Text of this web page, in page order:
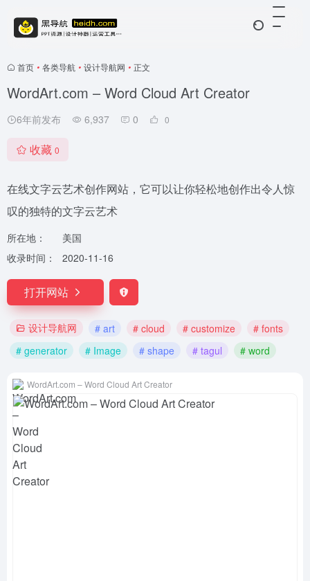
首页 • 各类导航 • 设计导航网 • 正文
WordArt.com – Word Cloud Art Creator
6年前发布 6,937 0 0
收藏 0
在线文字云艺术创作网站，它可以让你轻松地创作出令人惊
叹的独特的文字云艺术
所在地：
美国
收录时间：
2020-11-16
打开网站
设计导航网 # art # cloud # customize
# fonts
# generator
# Image # shape # tagul # word
WordArt.com – Word Cloud Art Creator